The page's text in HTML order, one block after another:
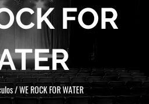
FOR
/WE ROCK FOR WATER